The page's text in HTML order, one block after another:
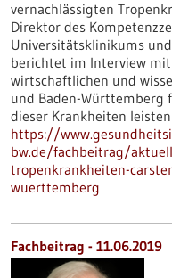
vernachlässigten
Direktor des
Universitätsklinikums
berichtet im Interview
wirtschaftlichen und
und Baden-Württemberg
dieser Krankheiten
https://
bw.de/fachbeitrag/
tropenkrankheiten-
wuerttemberg
Fachbeitrag - 11.06.2019